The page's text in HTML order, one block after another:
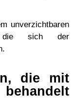
unverzichtbaren
die sich der
die mit